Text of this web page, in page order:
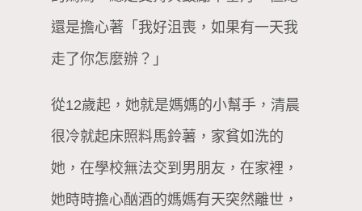
還是擔心著「我好沮喪，如果有一天我
走了你怎麼辦？」
從12歲起，她就是媽媽的小幫手，清晨
很冷就起床照料馬鈴薯，家貧如洗的
她，在學校無法交到男朋友，在家裡，
她時時擔心酗酒的媽媽有天突然離世，